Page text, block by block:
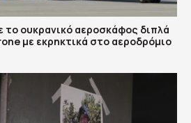
το ουκρανικό αεροσκάφος διπλά
με εκρηκτικά στο αεροδρόμιο